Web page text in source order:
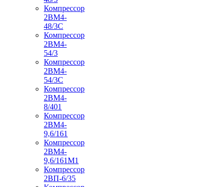
Компрессор
2ВМ4-
48/3С
Компрессор
2ВМ4-
54/3
Компрессор
2ВМ4-
54/3С
Компрессор
2ВМ4-
8/401
Компрессор
2ВМ4-
9,6/161
Компрессор
2ВМ4-
9,6/161М1
Компрессор
2ВП-6/35